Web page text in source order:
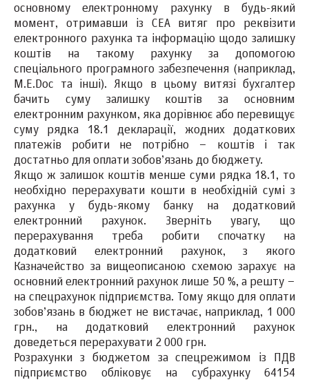
основному електронному рахунку в будь-який
момент, отримавши із СЕА витяг про реквізити
електронного рахунка та інформацію щодо залишку
коштів на такому рахунку за допомогою
спеціального програмного забезпечення (наприклад,
M.E.Doc та інші). Якщо в цьому витязі бухгалтер
бачить суму залишку коштів за основним
електронним рахунком, яка дорівнює або перевищує
суму рядка 18.1 декларації, жодних додаткових
платежів робити не потрібно – коштів і так
достатньо для оплати зобов’язань до бюджету.
Якщо ж залишок коштів менше суми рядка 18.1, то
необхідно перерахувати кошти в необхідній сумі з
рахунка у будь-якому банку на додатковий
електронний рахунок. Зверніть увагу, що
перерахування треба робити спочатку на
додатковий електронний рахунок, з якого
Казначейство за вищеописаною схемою зарахує на
основний електронний рахунок лише 50 %, а решту –
на спецрахунок підприємства. Тому якщо для оплати
зобов’язань в бюджет не вистачає, наприклад, 1 000
грн., на додатковий електронний рахунок
доведеться перерахувати 2 000 грн.
Розрахунки з бюджетом за спецрежимом із ПДВ
підприємство обліковує на субрахунку 64154